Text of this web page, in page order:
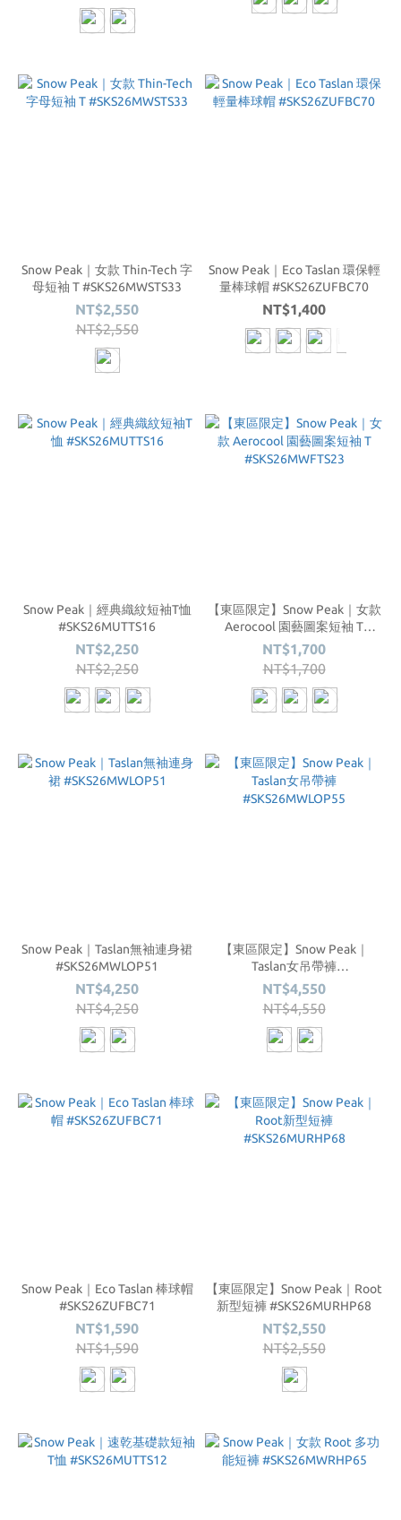
Snow Peak｜女款 Thin-Tech 字
母短袖 T #SKS26MWSTS33
NT$2,550
NT$2,550
Snow Peak｜Eco Taslan 環保輕
量棒球帽 #SKS26ZUFBC70
NT$1,400
Snow Peak｜經典織紋短袖T恤
#SKS26MUTTS16
NT$2,250
NT$2,250
【東區限定】Snow Peak｜女款
Aerocool 園藝圖案短袖 T
#SKS26MWFTS23
NT$1,700
NT$1,700
Snow Peak｜Taslan無袖連身裙
#SKS26MWLOP51
NT$4,250
NT$4,250
【東區限定】Snow Peak｜
Taslan女吊帶褲
#SKS26MWLOP55
NT$4,550
NT$4,550
Snow Peak｜Eco Taslan 棒球帽
#SKS26ZUFBC71
NT$1,590
NT$1,590
【東區限定】Snow Peak｜Root
新型短褲 #SKS26MURHP68
NT$2,550
NT$2,550